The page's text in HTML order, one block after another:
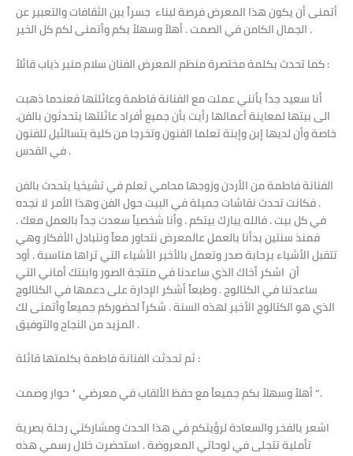
أتمنى أن يكون هذا المعرض فرصة لبناء جسراً بين الثقافات والتعبير عن
الجمال الكامن في الصمت . أهلاً وسهلاً بكم وأتمنى لكم كل الخير .
كما تحدث بكلمة مختصرة منظم المعرض الفنان سلام منير ذياب قائلاً :
أنا سعيد جداً بأنني عملت مع الفنانة فاطمة وعائلتها فعندما ذهبت
الى بيتها لمعاينة أعمالها رأيت بأن جميع أفراد عائلتها يتحدثون بالفن.
خاصة وأن لديها إبن وإبنة تعلما الفنون وتخرجا من كلية بتسالئيل للفنون
في القدس .
الفنانة فاطمة من الأردن وزوجها محامي تعلم في تشيخيا يتحدث بالفن
. فكانت تحدث نقاشات جميلة في البيت حول الفن وهذا الأمر لا نجده
في كل بيت . فالله يبارك بيتكم . وأنا شخصياً سعدت جداً بالعمل معك .
فمنذ سنتين بدأنا بالعمل عالمعرض نتحاور معاً ونتبادل الأفكار وهي
تتقبل الأشياء برحابة صدر وتعمل بالأخير الأشياء التي تراها مناسبة . أود
أن اشكر أخاك الذي ساعدنا في منتجة الصور وابنتك أماني التي
ساعدتنا في الكتالوج . وطبعاً أشكر الإدارة على دعمها في الكتالوج
الذي هو الكتالوج الأخير لهذه السنة . شكراً لحضوركم جميعاً وأتمنى لك
المزيد من النجاح والتوفيق .
ثم تحدثت الفنانة فاطمة بكلمتها قائلة :
أهلاً وسهلاً بكم جميعاً مع حفظ الألقاب في معرضي ” حوار وصمت “.
اشعر بالفخر والسعادة لرؤيتكم في هذا الحدث ومشاركتي رحلة بصرية
تأملية تتجلى في لوحاتي المعروضة . استحضرت خلال رسمي هذه